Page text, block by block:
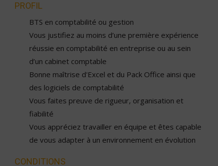
PROFIL
BTS en comptabilité ou gestion
Vous justifiez au moins d’une première expérience
réussie en comptabilité en entreprise ou au sein
d’un cabinet comptable
Bonne maîtrise d'Excel et du Pack Office ainsi que
des logiciels de comptabilité
Vous faites preuve de rigueur, organisation et
fiabilité
Vous appréciez travailler en équipe et êtes capable
de vous adapter à un environnement en évolution
CONDITIONS